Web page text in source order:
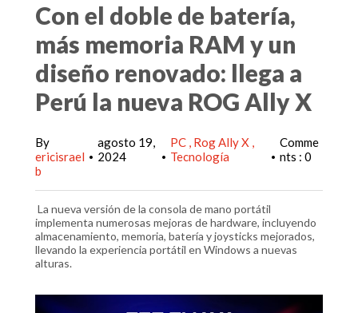
Con el doble de batería,
más memoria RAM y un
diseño renovado: llega a
Perú la nueva ROG Ally X
By
ericisrael
b
•
agosto 19,
2024
•
PC Rog Ally X
Tecnología
•
Comme
nts : 0
La nueva versión de la consola de mano portátil
implementa numerosas mejoras de hardware, incluyendo
almacenamiento, memoria, batería y joysticks mejorados,
llevando la experiencia portátil en Windows a nuevas
alturas.